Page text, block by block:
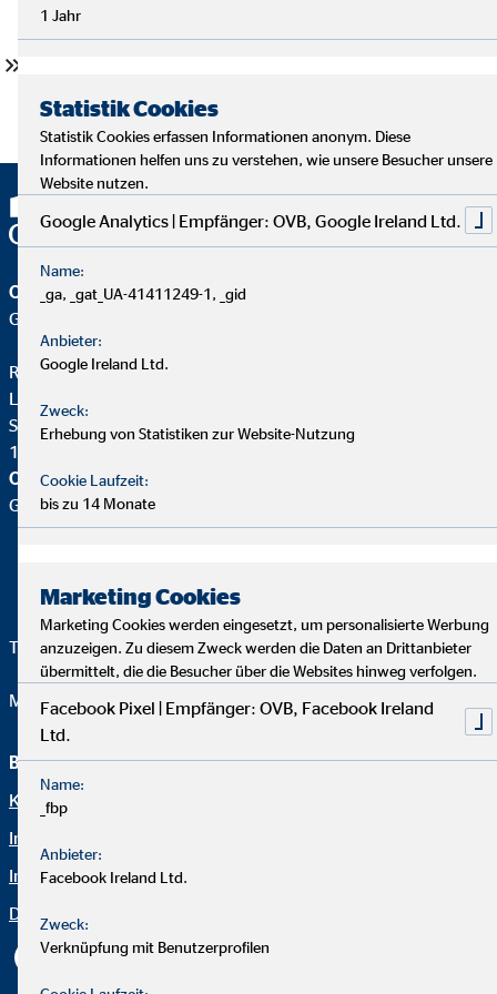
OVB Vermögensberatung AG
Geschäftsstelle | Berlin
Rolf Butschkat
Landesdirektor für die OVB
Spandauer Damm 115
14050 Berlin
OVB Vermögensberatung AG
Geschäftsstelle |
Telefon:+49 (30) 497787-0
Mail: butschkat@ovb.de
Beraterseite
Karriere bei OVB
Immobilienfinanzierung
Impressum
Datenschutz
Rechtliche Hinweise
1 Jahr
Statistik Cookies
Statistik Cookies erfassen Informationen anonym. Diese
Informationen helfen uns zu verstehen, wie unsere Besucher unsere
Website nutzen.
Google Analytics | Empfänger: OVB, Google Ireland Ltd.
Name:
_ga, _gat_UA-41411249-1, _gid
Anbieter:
Google Ireland Ltd.
Zweck:
Erhebung von Statistiken zur Website-Nutzung
Cookie Laufzeit:
bis zu 14 Monate
Marketing Cookies
Marketing Cookies werden eingesetzt, um personalisierte Werbung
anzuzeigen. Zu diesem Zweck werden die Daten an Drittanbieter
übermittelt, die die Besucher über die Websites hinweg verfolgen.
Facebook Pixel | Empfänger: OVB, Facebook Ireland
Ltd.
Name:
_fbp
Anbieter:
Facebook Ireland Ltd.
Zweck:
Verknüpfung mit Benutzerprofilen